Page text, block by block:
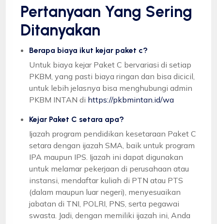
Pertanyaan Yang Sering
Ditanyakan
Berapa biaya ikut kejar paket c?
Untuk biaya kejar Paket C bervariasi di setiap
PKBM, yang pasti biaya ringan dan bisa dicicil,
untuk lebih jelasnya bisa menghubungi admin
PKBM INTAN di https://pkbmintan.id/wa
Kejar Paket C setara apa?
Ijazah program pendidikan kesetaraan Paket C
setara dengan ijazah SMA, baik untuk program
IPA maupun IPS. Ijazah ini dapat digunakan
untuk melamar pekerjaan di perusahaan atau
instansi, mendaftar kuliah di PTN atau PTS
(dalam maupun luar negeri), menyesuaikan
jabatan di TNI, POLRI, PNS, serta pegawai
swasta. Jadi, dengan memiliki ijazah ini, Anda